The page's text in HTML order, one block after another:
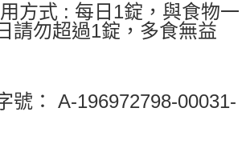
方式 : 每日1錠，與食物一
請勿超過1錠，多食無益
號： A-196972798-00031-